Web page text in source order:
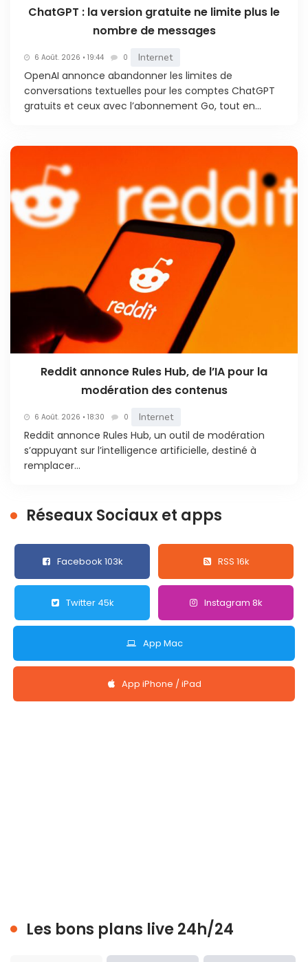
ChatGPT : la version gratuite ne limite plus le
nombre de messages
6 Août. 2026 • 19:44 0 Internet
OpenAI annonce abandonner les limites de
conversations textuelles pour les comptes ChatGPT
gratuits et ceux avec l’abonnement Go, tout en...
Reddit annonce Rules Hub, de l’IA pour la
modération des contenus
6 Août. 2026 • 18:30 0 Internet
Reddit annonce Rules Hub, un outil de modération
s’appuyant sur l’intelligence artificielle, destiné à
remplacer...
Réseaux Sociaux et apps
Facebook 103k RSS 16k
Twitter 45k Instagram 8k
App Mac
App iPhone / iPad
Les bons plans live 24h/24